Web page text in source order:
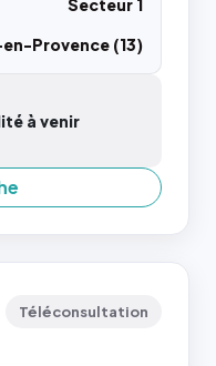
Secteur 1
Provence (13)
à venir
Téléconsultation